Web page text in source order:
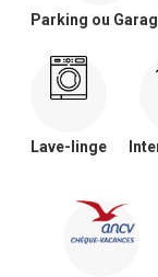
Parking ou
Lave-linge